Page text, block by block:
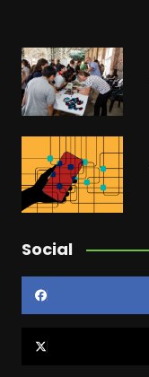
Social